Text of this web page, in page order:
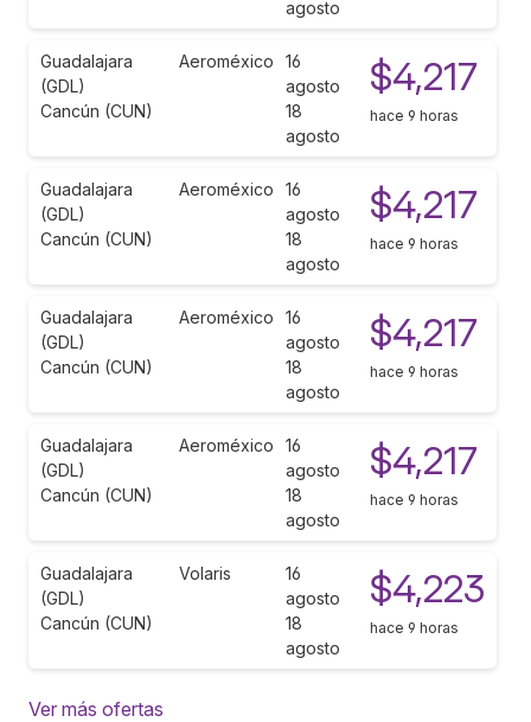
agosto
Guadalajara
(GDL)
Cancún (CUN)
Aeroméxico
16
agosto
18
agosto
$4,217
hace 9 horas
Guadalajara
(GDL)
Cancún (CUN)
Aeroméxico
16
agosto
18
agosto
$4,217
hace 9 horas
Guadalajara
(GDL)
Cancún (CUN)
Aeroméxico
16
agosto
18
agosto
$4,217
hace 9 horas
Guadalajara
(GDL)
Cancún (CUN)
Aeroméxico
16
agosto
18
agosto
$4,217
hace 9 horas
Guadalajara
(GDL)
Cancún (CUN)
Volaris
16
agosto
18
agosto
$4,223
hace 9 horas
Ver más ofertas